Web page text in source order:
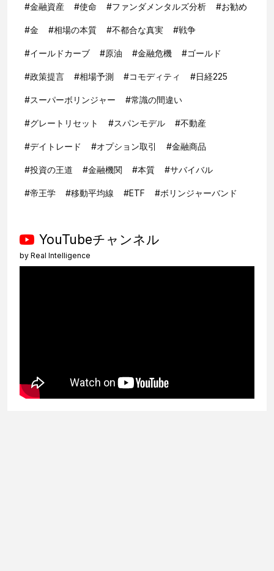
#金融資産 #使命 #ファンダメンタルズ分析 #お勧め
#金 #相場の本質 #不都合な真実 #戦争
#イールドカーブ #原油 #金融危機 #ゴールド
#政策提言 #相場予測 #コモディティ #日経225
#スーパーボリンジャー #常識の間違い
#グレートリセット #スパンモデル #不動産
#デイトレード #オプション取引 #金融商品
#投資の王道 #金融機関 #本質 #サバイバル
#帝王学 #移動平均線 #ETF #ボリンジャーバンド
YouTubeチャンネル
by Real Intelligence